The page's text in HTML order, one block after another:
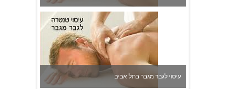
עיסוי לגבר מגבר בתל אביב